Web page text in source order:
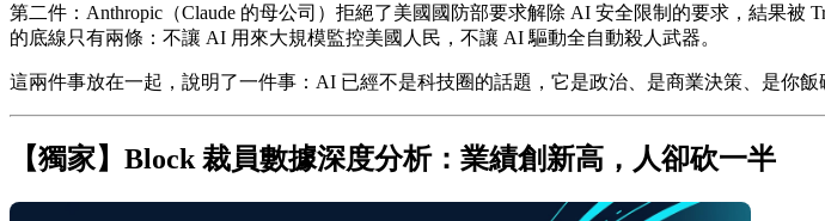
第二件：Anthropic（Claude 的母公司）拒絕了美國國防部要求解除 AI 安全限制的要求，結果被
的底線只有兩條：不讓 AI 用來大規模監控美國人民，不讓 AI 驅動全自動殺人武器。
這兩件事放在一起，說明了一件事：AI 已經不是科技圈的話題，它是政治、是商業決策、是你飯
【獨家】Block 裁員數據深度分析：業績創新高，人卻砍一半